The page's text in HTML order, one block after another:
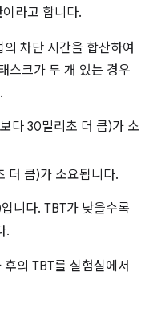
이라고 합니다.
차단 시간을 합산하여
스크가 두 개 있는 경우
다 30밀리초 더 큼)가 소
더 큼)가 소요됩니다.
니다. TBT가 낮을수록
.
의 TBT를 실험실에서